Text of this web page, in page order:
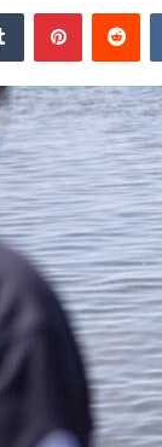
Tumblr Pinterest